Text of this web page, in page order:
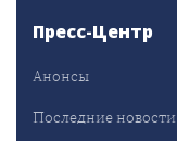
Пресс-Центр
Анонсы
Последние новости